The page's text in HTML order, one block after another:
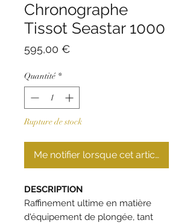
Chronographe
Tissot Seastar 1000
595,00 €Prix
Quantité *
Rupture de stock
Me notifier lorsque cet article est
DESCRIPTION
Raffinement ultime en matière
d'équipement de plongée, tant